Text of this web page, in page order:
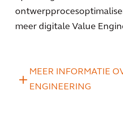
meer digitale Value
MEER INFORMATIE
ENGINEERING